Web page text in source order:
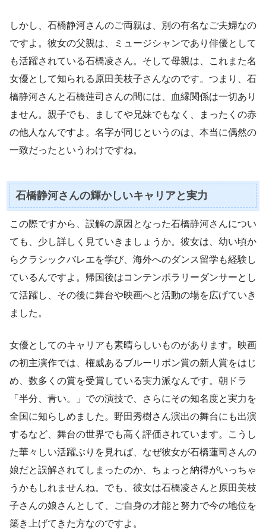
しかし、石橋静河さんのご両親は、別の有名なご夫婦なの
ですよ。彼女の父親は、ミュージシャンであり俳優として
も活躍されている石橋凌さん。そして母親は、これまた名
女優として知られる原田美枝子さんなのです。つまり、石
橋静河さんと石橋蓮司さんの間には、血縁関係は一切あり
ません。親子でも、ましてや兄妹でもなく、まったくの赤
の他人なんですよ。名字が同じというのは、本当に偶然の
一致だったというわけですね。
石橋静河さんの輝かしいキャリアと実力
この際ですから、誤解の原因となった石橋静河さんについ
ても、少し詳しく見ていきましょうか。彼女は、幼い頃か
らクラシックバレエを学び、海外へのダンス留学も経験し
ているんですよ。帰国後はコンテンポラリーダンサーとし
て活躍し、その後に舞台や映画へと活動の場を広げていき
ました。
女優としてのキャリアも素晴らしいものがあります。映画
の初主演作では、権威あるブルーリボン賞の新人賞をはじ
め、数多くの賞を受賞している実力派なんです。朝ドラ
「半分、青い。」での演技で、さらにその知名度と実力を
全国に知らしめました。野田秀樹さん演出の舞台にも出演
するなど、舞台の世界でも高く評価されています。こうし
た華々しい活躍ぶりを見れば、なぜ彼女が石橋蓮司さんの
娘だと誤解されてしまったのか、ちょっと納得がいっちゃ
うかもしれませんね。でも、彼女は石橋凌さんと原田美枝
子さんの娘さんとして、ご自身の才能と努力で今の地位を
築き上げてきた方なのですよ。